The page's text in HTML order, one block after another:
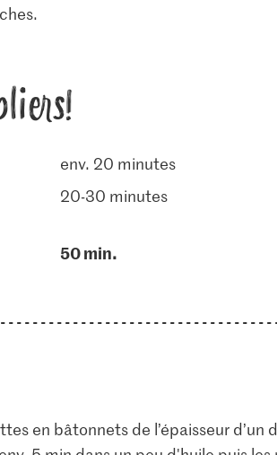
env. 20 minutes
20-30 minutes
50 min.
en bâtonnets de l’épaisseur d’un